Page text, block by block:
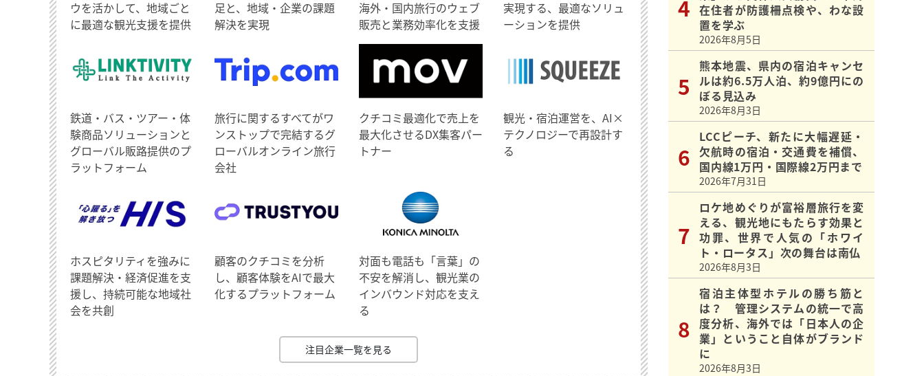
ウを活かして、地域ごと
に最適な観光支援を提供
足と、地域・企業の課題
解決を実現
海外・国内旅行のウェブ
販売と業務効率化を支援
実現する、最適なソリュ
ーションを提供
鉄道・バス・ツアー・体
験商品ソリューションと
グローバル販路提供のプ
ラットフォーム
旅行に関するすべてがワ
ンストップで完結するグ
ローバルオンライン旅行
会社
クチコミ最適化で売上を
最大化させるDX集客パー
トナー
観光・宿泊運営を、AI×
テクノロジーで再設計す
る
ホスピタリティを強みに
課題解決・経済促進を支
援し、持続可能な地域社
会を共創
顧客のクチコミを分析
し、顧客体験をAIで最大
化するプラットフォーム
対面も電話も「言葉」の
不安を解消し、観光業の
インバウンド対応を支え
る
注目企業一覧を見る
在住者が防護柵点検や、わな設
置を学ぶ
2026年8月5日
熊本地震、県内の宿泊キャンセ
ルは約6.5万人泊、約9億円にの
ぼる見込み
2026年8月3日
LCCピーチ、新たに大幅遅延・
欠航時の宿泊・交通費を補償、
国内線1万円・国際線2万円まで
2026年7月31日
ロケ地めぐりが富裕層旅行を変
える、観光地にもたらす効果と
功罪、世界で人気の「ホワイ
ト・ロータス」次の舞台は南仏
2026年8月3日
宿泊主体型ホテルの勝ち筋と
は？ 管理システムの統一で高
度分析、海外では「日本人の企
業」ということ自体がブランド
に
2026年8月3日